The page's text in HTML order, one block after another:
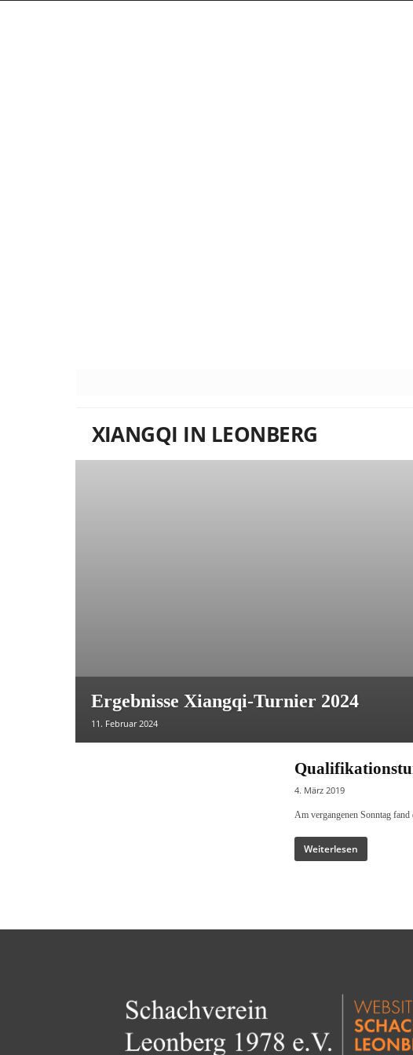
XIANGQI IN LEONBERG
Ergebnisse Xiangqi-Turnier 2024
11. Februar 2024
4. März 2019
Am vergangenen Sonntag
Weiterlesen